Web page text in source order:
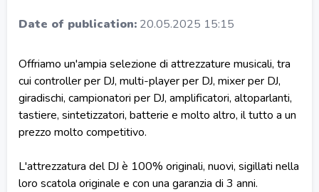
Date of publication: 20.05.2025 15:15
Offriamo un'ampia selezione di attrezzature musicali, tra
cui controller per DJ, multi-player per DJ, mixer per DJ,
giradischi, campionatori per DJ, amplificatori, altoparlanti,
tastiere, sintetizzatori, batterie e molto altro, il tutto a un
prezzo molto competitivo.
L'attrezzatura del DJ è 100% originali, nuovi, sigillati nella
loro scatola originale e con una garanzia di 3 anni.